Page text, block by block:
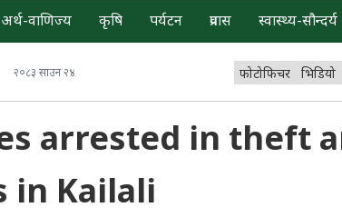
अर्थ-वाणिज्य कृषि पर्यटन प्रवास स्वास्थ्य-सौन्दर्य
२०८३ साउन २४ फोटोफिचर भिडियो
arrested in theft
in Kailali